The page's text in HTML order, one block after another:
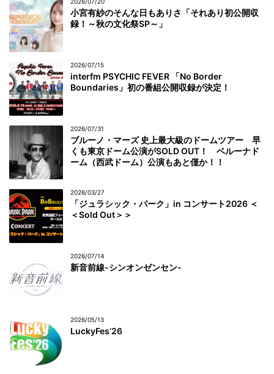
小宮有紗のそんな日もありさ「それあり初公開収
録！～秋の文化祭SP～」
2026/07/15
interfm PSYCHIC FEVER 「No Border
Boundaries」初の番組公開収録が決定！
2026/07/31
ブルーノ・マーズ 史上最大級のドームツアー 早
くも東京ドーム公演がSOLD OUT！ ベルーナド
ーム（西武ドーム）公演もあと僅か！！
2026/03/27
「ジュラシック・パーク」in コンサート2026 ＜
＜Sold Out＞＞
2026/07/14
新音前線-シンオンゼンセン-
2026/05/13
LuckyFes’26